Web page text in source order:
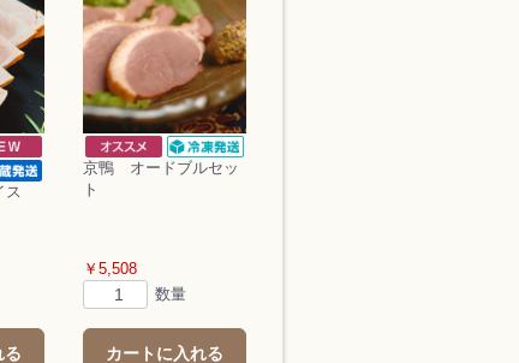
ス
る
京鴨 オードブルセッ
ト
￥5,508
数量
カートに入れる